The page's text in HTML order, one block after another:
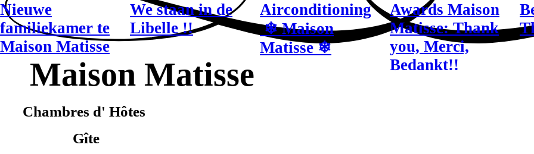
Maison Matisse
Chambres d' Hôtes
Gîte
Nieuwe
familiekamer te
Maison Matisse
We staan in de
Libelle !!
Airconditioning
❄ Maison
Matisse ❄
Awards Maison
Matisse: Thank
you, Merci,
Bedankt!!